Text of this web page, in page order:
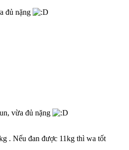
đủ nặng
vừa đủ nặng
. Nếu đan được 11kg thì wa tốt